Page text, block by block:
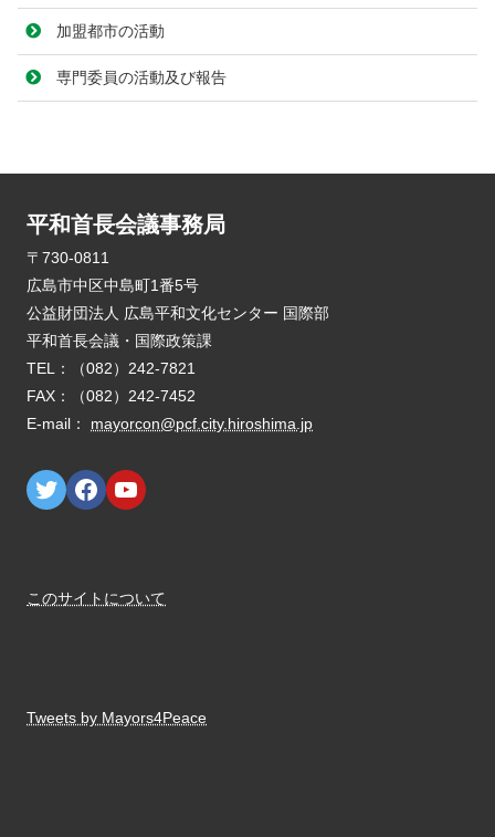
加盟都市の活動
専門委員の活動及び報告
平和首長会議事務局
E-mail： mayorcon@pcf.city.hiroshima.jp
このサイトについて
Tweets by Mayors4Peace